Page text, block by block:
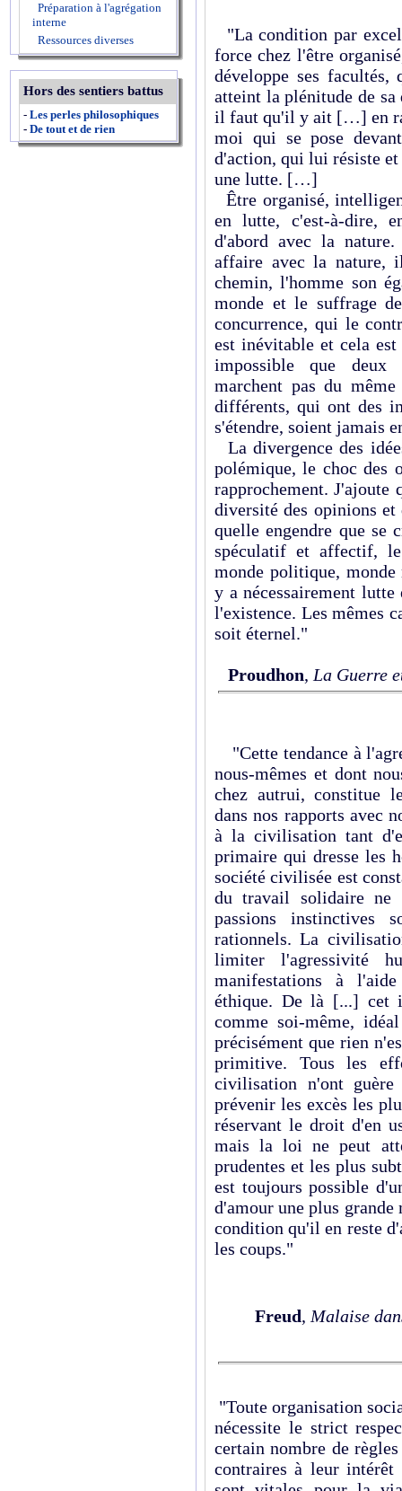
Préparation à l'agrégation
interne
Ressources diverses
Hors des sentiers battus
- Les perles philosophiques
- De tout et de rien
"La condition par
force chez l'être
développe ses
atteint la plénitude de sa
il faut qu'il y ait […] en
moi qui se pose
d'action, qui lui résiste
une lutte. […]
Être organisé,
en lutte, c'est-à-dire,
d'abord avec la
affaire avec la nature,
chemin, l'homme son
monde et le suffrage
concurrence, qui le
est inévitable et cela
impossible que deux
marchent pas du
différents, qui ont des
s'étendre, soient jamais
La divergence des
polémique, le choc des
rapprochement.
diversité des opinions et
quelle engendre que se
spéculatif et affectif, le
monde politique,
y a nécessairement
l'existence. Les mêmes
soit éternel."
Proudhon, La Guerre
"Cette tendance à
nous-mêmes et dont
chez autrui, constitue
dans nos rapports avec
à la civilisation tant
primaire qui dresse les
société civilisée est
du travail solidaire
passions instinctives
rationnels. La
limiter l'agressivité
manifestations à
éthique. De là [...] cet
comme soi-même,
précisément que rien
primitive. Tous les
civilisation n'ont
prévenir les excès les
réservant le droit d'en
mais la loi ne peut
prudentes et les plus
est toujours possible
d'amour une plus grande
condition qu'il en reste
les coups."
Freud, Malaise
"Toute organisation
nécessite le strict
certain nombre de
contraires à leur